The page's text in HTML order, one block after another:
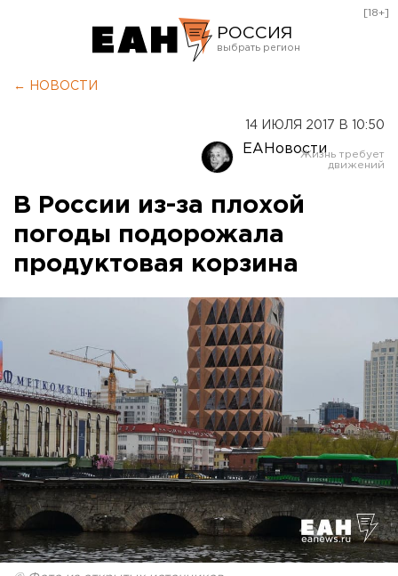
РОССИЯ
Оренбург
[18+]
← НОВОСТИ
14 ИЮЛЯ 2017 В 10:50
ЕАНовости
В России из-за плохой
погоды подорожала
продуктовая корзина